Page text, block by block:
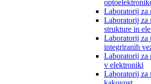
Laboratorij za
Laboratorij za
strukture in
Laboratorij za
integriranih
Laboratorij za
v elektroniki
Laboratorij za